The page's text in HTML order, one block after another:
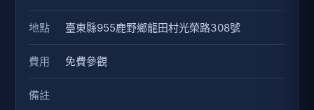
地點 臺東縣955鹿野鄉龍田村光榮路308號
費用 免費參觀
備註